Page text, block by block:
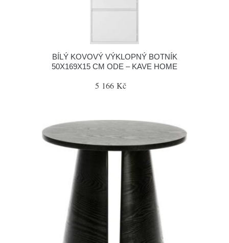
BÍLÝ KOVOVÝ VÝKLOPNÝ BOTNÍK
50X169X15 CM ODE – KAVE HOME
5 166 Kč